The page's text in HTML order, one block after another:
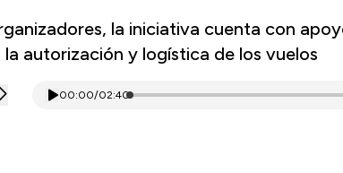
la iniciativa cuenta con
autorización y logística de los vuelos
00:00/02:40